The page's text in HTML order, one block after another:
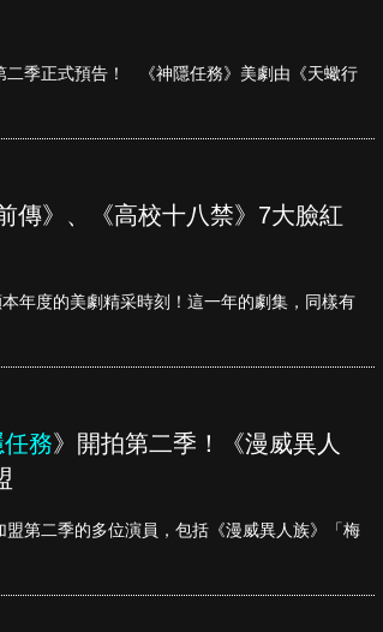
季正式預告！ 《神隱任務》美劇由《天蠍行
傳》、《高校十八禁》7大臉紅
年度的美劇精采時刻！這一年的劇集，同樣有
務》開拍第二季！《漫威異人
第二季的多位演員，包括《漫威異人族》「梅